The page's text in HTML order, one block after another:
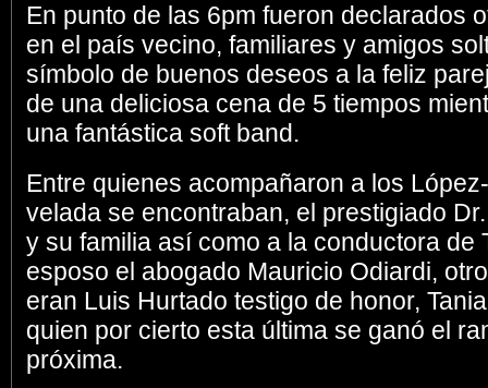
En punto de las 6pm fueron declarados
en el país vecino, familiares y amigos
símbolo de buenos deseos a la feliz
de una deliciosa cena de 5 tiempos
una fantástica soft band.
Entre quienes acompañaron a los
velada se encontraban, el prestigiado
y su familia así como a la conductora de
esposo el abogado Mauricio Odiardi,
eran Luis Hurtado testigo de honor,
quien por cierto esta última se ganó el
próxima.